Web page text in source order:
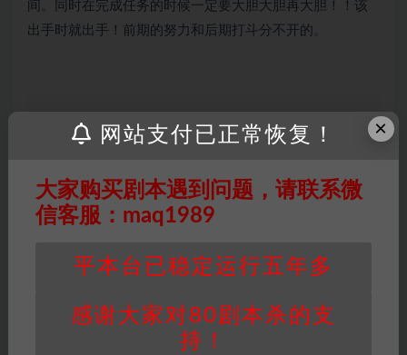
间。同时在完成任务的时候一定要大胆大胆再大胆！！该
出手时就出手！前期的努力和后期打斗分不开的。
因百度网盘限制，链接有失效的风险，如遇到无
器→ 点此下载←
免责声明： 本站所有剧本杀资源均为网友分享
用于商业用途!任何人访问、浏览本站，购买或
未购买，即代表已阅读本声明，理解并同意受本
版权归属 ：本站提供的任何剧本杀资源内容的版
权均属于机关版权或权利人。如有侵权，请发邮
×
网站支付已正常恢复！
大家购买剧本遇到问题，请联系微
信客服：maq1989
平本台已稳定运行五年多
感谢大家对80剧本杀的支
持！